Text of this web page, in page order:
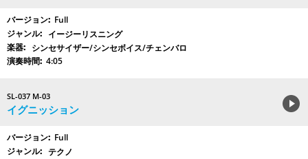
Full
イージーリスニング
シンセサイザー/シンセボイス/チェンバロ
4:05
SL-037 M-03
イグニッション
Full
テクノ